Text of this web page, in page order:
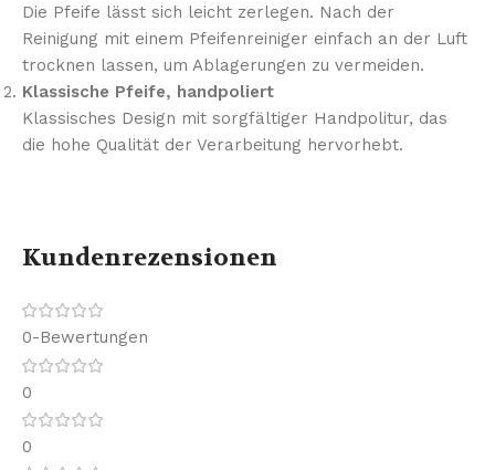
Die Pfeife lässt sich leicht zerlegen. Nach der
Reinigung mit einem Pfeifenreiniger einfach an der Luft
trocknen lassen, um Ablagerungen zu vermeiden.
Klassische Pfeife, handpoliert
Klassisches Design mit sorgfältiger Handpolitur, das
die hohe Qualität der Verarbeitung hervorhebt.
Kundenrezensionen
0-Bewertungen
0
0